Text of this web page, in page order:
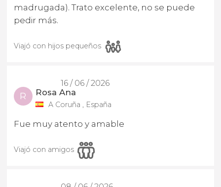
madrugada). Trato excelente, no se puede
pedir más.
Viajó con hijos pequeños
16 / 06 / 2026
R Rosa Ana
A Coruña , España
Fue muy atento y amable
Viajó con amigos